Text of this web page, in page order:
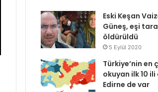
Eski Keşan
Güneş, eşi
öldürüldü
5 Eylül 2020
Türkiye’nin en
okuyan ilk 10 ili
Edirne de var